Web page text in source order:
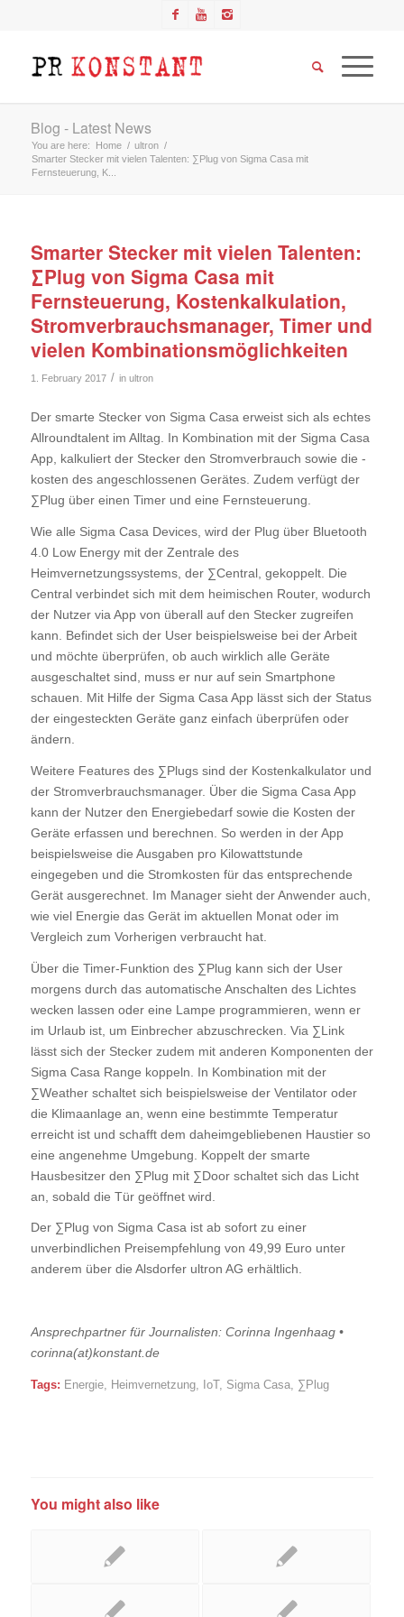
Blog - Latest News
You are here: Home / ultron /
Smarter Stecker mit vielen Talenten: ∑Plug von Sigma Casa mit
Fernsteuerung, K...
Smarter Stecker mit vielen Talenten:
∑Plug von Sigma Casa mit
Fernsteuerung, Kostenkalkulation,
Stromverbrauchsmanager, Timer und
vielen Kombinationsmöglichkeiten
1. February 2017 / in ultron
Der smarte Stecker von Sigma Casa erweist sich als echtes
Allroundtalent im Alltag. In Kombination mit der Sigma Casa
App, kalkuliert der Stecker den Stromverbrauch sowie die -
kosten des angeschlossenen Gerätes. Zudem verfügt der
∑Plug über einen Timer und eine Fernsteuerung.
Wie alle Sigma Casa Devices, wird der Plug über Bluetooth
4.0 Low Energy mit der Zentrale des
Heimvernetzungssystems, der ∑Central, gekoppelt. Die
Central verbindet sich mit dem heimischen Router, wodurch
der Nutzer via App von überall auf den Stecker zugreifen
kann. Befindet sich der User beispielsweise bei der Arbeit
und möchte überprüfen, ob auch wirklich alle Geräte
ausgeschaltet sind, muss er nur auf sein Smartphone
schauen. Mit Hilfe der Sigma Casa App lässt sich der Status
der eingesteckten Geräte ganz einfach überprüfen oder
ändern.
Weitere Features des ∑Plugs sind der Kostenkalkulator und
der Stromverbrauchsmanager. Über die Sigma Casa App
kann der Nutzer den Energiebedarf sowie die Kosten der
Geräte erfassen und berechnen. So werden in der App
beispielsweise die Ausgaben pro Kilowattstunde
eingegeben und die Stromkosten für das entsprechende
Gerät ausgerechnet. Im Manager sieht der Anwender auch,
wie viel Energie das Gerät im aktuellen Monat oder im
Vergleich zum Vorherigen verbraucht hat.
Über die Timer-Funktion des ∑Plug kann sich der User
morgens durch das automatische Anschalten des Lichtes
wecken lassen oder eine Lampe programmieren, wenn er
im Urlaub ist, um Einbrecher abzuschrecken. Via ∑Link
lässt sich der Stecker zudem mit anderen Komponenten der
Sigma Casa Range koppeln. In Kombination mit der
∑Weather schaltet sich beispielsweise der Ventilator oder
die Klimaanlage an, wenn eine bestimmte Temperatur
erreicht ist und schafft dem daheimgebliebenen Haustier so
eine angenehme Umgebung. Koppelt der smarte
Hausbesitzer den ∑Plug mit ∑Door schaltet sich das Licht
an, sobald die Tür geöffnet wird.
Der ∑Plug von Sigma Casa ist ab sofort zu einer
unverbindlichen Preisempfehlung von 49,99 Euro unter
anderem über die Alsdorfer ultron AG erhältlich.
Ansprechpartner für Journalisten: Corinna Ingenhaag •
corinna(at)konstant.de
Tags: Energie, Heimvernetzung, IoT , Sigma Casa, ∑Plug
You might also like